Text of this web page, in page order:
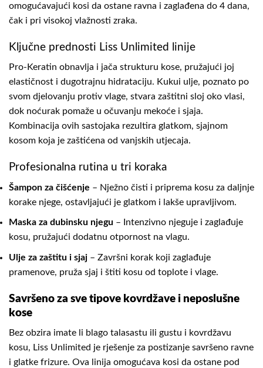
omogućavajući kosi da ostane ravna i zaglađena do 4 dana,
čak i pri visokoj vlažnosti zraka.
Ključne prednosti Liss Unlimited linije
Pro-Keratin obnavlja i jača strukturu kose, pružajući joj
elastičnost i dugotrajnu hidrataciju. Kukui ulje, poznato po
svom djelovanju protiv vlage, stvara zaštitni sloj oko vlasi,
dok noćurak pomaže u očuvanju mekoće i sjaja.
Kombinacija ovih sastojaka rezultira glatkom, sjajnom
kosom koja je zaštićena od vanjskih utjecaja.
Profesionalna rutina u tri koraka
Šampon za čišćenje – Nježno čisti i priprema kosu za daljnje
korake njege, ostavljajući je glatkom i lakše upravljivom.
Maska za dubinsku njegu – Intenzivno njeguje i zaglađuje
kosu, pružajući dodatnu otpornost na vlagu.
Ulje za zaštitu i sjaj – Završni korak koji zaglađuje
pramenove, pruža sjaj i štiti kosu od toplote i vlage.
Savršeno za sve tipove kovrdžave i neposlušne
kose
Bez obzira imate li blago talasastu ili gustu i kovrdžavu
kosu, Liss Unlimited je rješenje za postizanje savršeno ravne
i glatke frizure. Ova linija omogućava kosi da ostane pod